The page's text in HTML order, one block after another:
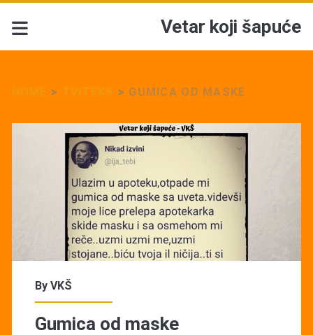
Vetar koji šapuće
> > GUMICA OD MASKE
By VKŠ
Gumica od maske